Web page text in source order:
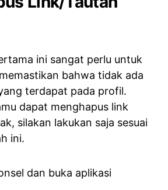
ini sangat perlu untuk
bahwa tidak ada
terdapat pada profil.
dapat menghapus link
silakan lakukan saja sesuai
ini.
dan buka aplikasi